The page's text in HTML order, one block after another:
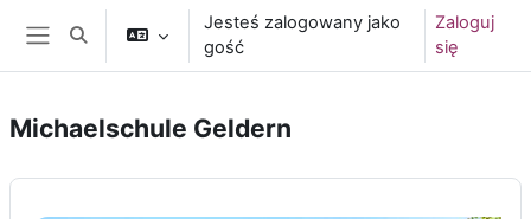
Przejdź do głównej zawartości
Panel boczny
Przełącznik wyszukiwarki
Jesteś zalogowany jako
gość
Zaloguj
się
Michaelschule Geldern